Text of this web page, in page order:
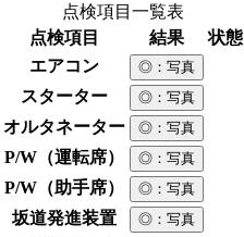
点検項目一覧表
点検項目
結果
状態
エアコン
◎ ：写真
スターター ◎ ：写真
オルタネーター ◎ ：写真
P/W（運転席） ◎ ：写真
P/W（助手席） ◎ ：写真
坂道発進装置 ◎ ：写真